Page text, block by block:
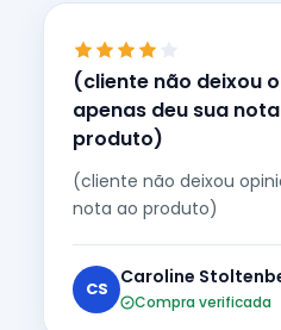
(cliente não deixou
apenas deu sua
produto)
(cliente não deixou
nota ao produto)
CS
Caroline
Compra verificada